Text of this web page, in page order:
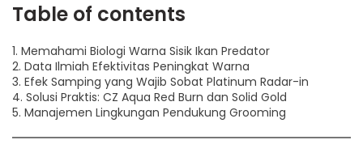
Table of contents
1. Memahami Biologi Warna Sisik Ikan Predator
2. Data Ilmiah Efektivitas Peningkat Warna
3. Efek Samping yang Wajib Sobat Platinum Radar-in
4. Solusi Praktis: CZ Aqua Red Burn dan Solid Gold
5. Manajemen Lingkungan Pendukung Grooming